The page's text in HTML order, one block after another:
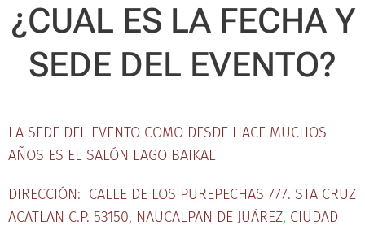
¿CUAL ES LA FECHA Y
SEDE DEL EVENTO?
LA SEDE DEL EVENTO COMO DESDE HACE MUCHOS
AÑOS ES EL SALÓN LAGO BAIKAL
DIRECCIÓN: CALLE DE LOS PUREPECHAS 777. STA CRUZ
ACATLAN C.P. 53150, NAUCALPAN DE JUÁREZ, CIUDAD